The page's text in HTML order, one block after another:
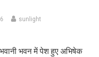
sunlight
भवन में पेश हुए अभिषेक